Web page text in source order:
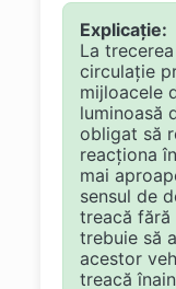
Explicație:
La
circulaţie
mijloacele
luminoasă
obligat să
reacţiona
mai
sensul de
treacă fără
trebuie să
acestor
treacă